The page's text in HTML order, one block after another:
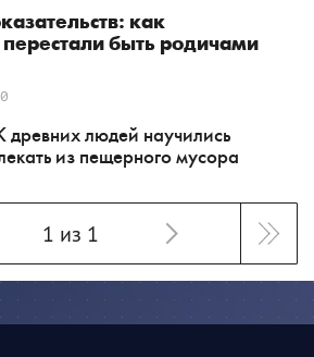
как
быть родичами
людей научились
из пещерного мусора
1 из 1